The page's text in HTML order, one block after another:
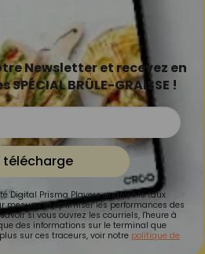
Newsletter et recevez en
BRÛLE-GRAISSE !
télécharge
Digital Prisma Players analyse le taux
mesurer et optimiser les performances des
si vous ouvrez les courriels, l'heure à
des informations sur le terminal que
sur ces traceurs, voir notre politique de